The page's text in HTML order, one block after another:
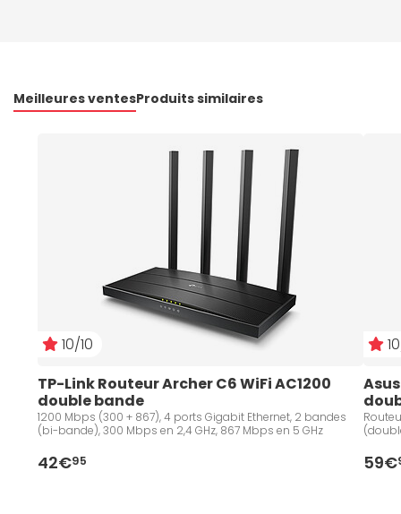
Meilleures ventesProduits similaires
10/10
TP-Link Routeur Archer C6 WiFi AC1200
double bande
1200 Mbps (300 + 867), 4 ports Gigabit Ethernet, 2 bandes
(bi-bande), 300 Mbps en 2,4 GHz, 867 Mbps en 5 GHz
42€95 59€